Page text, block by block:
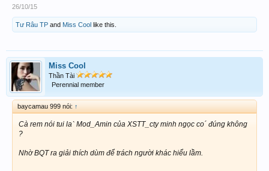
26/10/15
Tư Râu TP and Miss Cool like this.
Miss Cool
Thần Tài
Perennial member
baycamau 999 nói: ↑
Cà rem nói tui laˋ Mod_Amin của XSTT_cty minh ngọc co´ đúng không
?
Nhờ BQT ra giải thích dùm để trách người khác hiểu lầm.